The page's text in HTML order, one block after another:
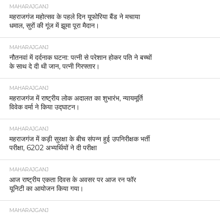
MAHARAJGANJ
महराजगंज महोत्सव के पहले दिन यूफोरिया बैंड ने मचाया
धमाल, सुरों की गूंज में झूमा पूरा मैदान।
MAHARAJGANJ
नौतनवां में दर्दनाक घटना: पत्नी से परेशान होकर पति ने बच्चों
के साथ दे दी थी जान, पत्नी गिरफ्तार।
MAHARAJGANJ
महराजगंज में राष्ट्रीय लोक अदालत का शुभारंभ, न्यायमूर्ति
विवेक वर्मा ने किया उद्घाटन।
MAHARAJGANJ
महराजगंज में कड़ी सुरक्षा के बीच संपन्न हुई उपनिरीक्षक भर्ती
परीक्षा, 6202 अभ्यर्थियों ने दी परीक्षा
MAHARAJGANJ
आज राष्ट्रीय एकता दिवस के अवसर पर आज रन फॉर
यूनिटी का आयोजन किया गया।
MAHARAJGANJ